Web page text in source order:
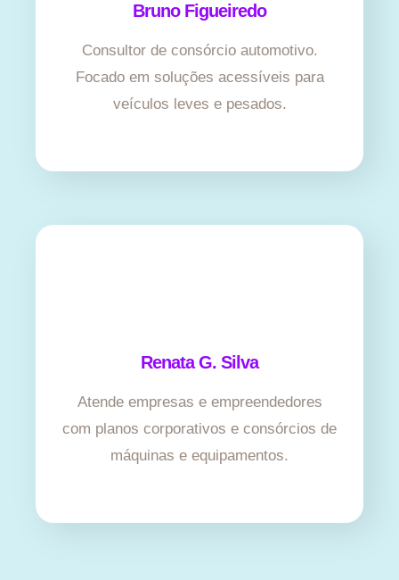
Bruno Figueiredo
Consultor de consórcio automotivo.
Focado em soluções acessíveis para
veículos leves e pesados.
Renata G. Silva
Atende empresas e empreendedores
com planos corporativos e consórcios de
máquinas e equipamentos.